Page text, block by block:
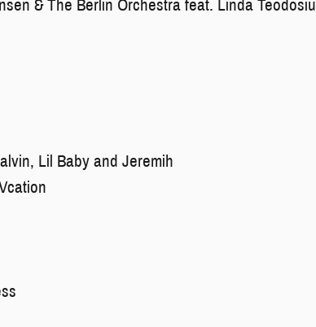
& The Berlin Orchestra feat. Linda Teodosiu
Lil Baby and Jeremih